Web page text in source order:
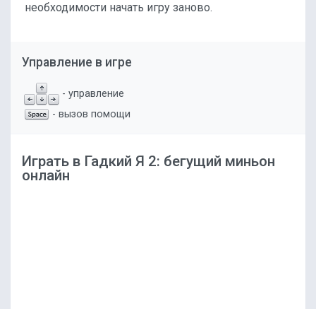
необходимости начать игру заново.
Управление в игре
- управление
- вызов помощи
Играть в Гадкий Я 2: бегущий миньон
онлайн